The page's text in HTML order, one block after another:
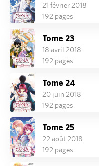
21 février 2018
192 pages
Tome 23
18 avril 2018
192 pages
Tome 24
20 juin 2018
192 pages
Tome 25
22 août 2018
192 pages